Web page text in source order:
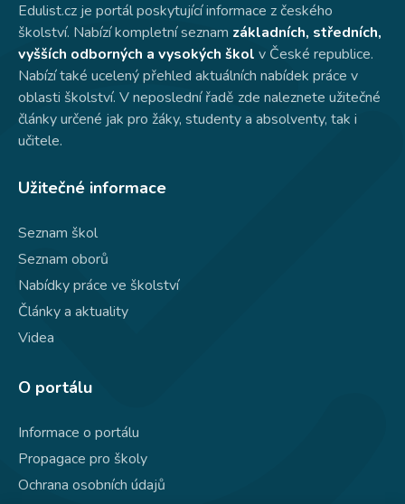
Edulist.cz je portál poskytující informace z českého
školství. Nabízí kompletní seznam základních, středních,
vyšších odborných a vysokých škol v České republice.
Nabízí také ucelený přehled aktuálních nabídek práce v
oblasti školství. V neposlední řadě zde naleznete užitečné
články určené jak pro žáky, studenty a absolventy, tak i
učitele.
Užitečné informace
Seznam škol
Seznam oborů
Nabídky práce ve školství
Články a aktuality
Videa
O portálu
Informace o portálu
Propagace pro školy
Ochrana osobních údajů